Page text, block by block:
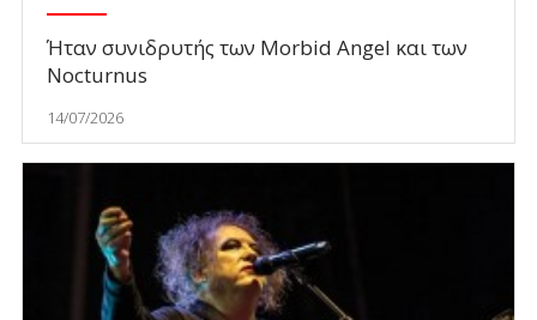
Ήταν συνιδρυτής των Morbid Angel και των
Nocturnus
14/07/2026